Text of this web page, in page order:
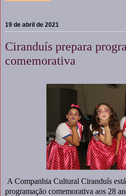
19 de abril de 2021
Ciranduís prepara
comemorativa
A Companhia Cultural Ciranduís
programação comemorativa aos 28